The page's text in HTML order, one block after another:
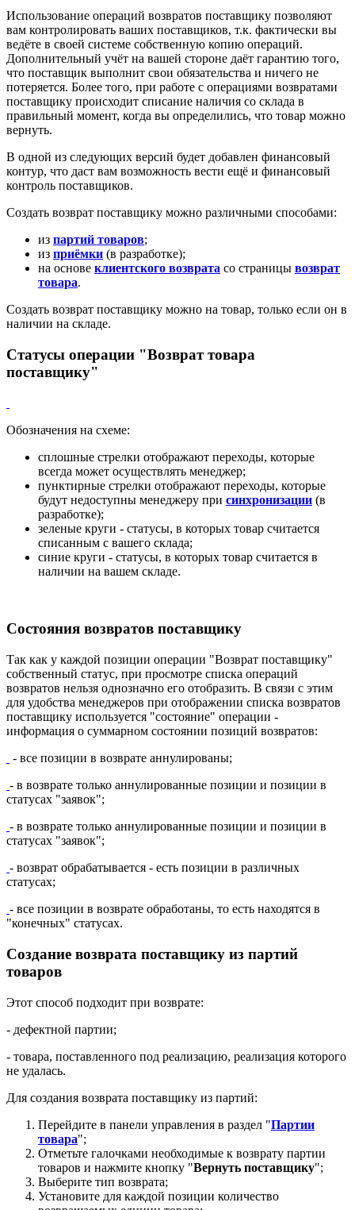
Использование операций возвратов поставщику позволяют
вам контролировать ваших поставщиков, т.к. фактически вы
ведёте в своей системе собственную копию операций.
Дополнительный учёт на вашей стороне даёт гарантию того,
что поставщик выполнит свои обязательства и ничего не
потеряется. Более того, при работе с операциями возвратами
поставщику происходит списание наличия со склада в
правильный момент, когда вы определились, что товар можно
вернуть.
В одной из следующих версий будет добавлен финансовый
контур, что даст вам возможность вести ещё и финансовый
контроль поставщиков.
Создать возврат поставщику можно различными способами:
из партий товаров;
из приёмки (в разработке);
на основе клиентского возврата со страницы возврат
товара.
Создать возврат поставщику можно на товар, только если он в
наличии на складе.
Статусы операции "Возврат товара
поставщику"
Обозначения на схеме:
сплошные стрелки отображают переходы, которые
всегда может осуществлять менеджер;
пунктирные стрелки отображают переходы, которые
будут недоступны менеджеру при синхронизации (в
разработке);
зеленые круги - статусы, в которых товар считается
списанным с вашего склада;
синие круги - статусы, в которых товар считается в
наличии на вашем складе.
Состояния возвратов поставщику
Так как у каждой позиции операции "Возврат поставщику"
собственный статус, при просмотре списка операций
возвратов нельзя однозначно его отобразить. В связи с этим
для удобства менеджеров при отображении списка возвратов
поставщику используется "состояние" операции -
информация о суммарном состоянии позиций возвратов:
- все позиции в возврате аннулированы;
- в возврате только аннулированные позиции и позиции в
статусах "заявок";
- в возврате только аннулированные позиции и позиции в
статусах "заявок";
- возврат обрабатывается - есть позиции в различных
статусах;
- все позиции в возврате обработаны, то есть находятся в
"конечных" статусах.
Создание возврата поставщику из партий
товаров
Этот способ подходит при возврате:
- дефектной партии;
- товара, поставленного под реализацию, реализация которого
не удалась.
Для создания возврата поставщику из партий:
Перейдите в панели управления в раздел "Партии
товара";
Отметьте галочками необходимые к возврату партии
товаров и нажмите кнопку "Вернуть поставщику";
Выберите тип возврата;
Установите для каждой позиции количество